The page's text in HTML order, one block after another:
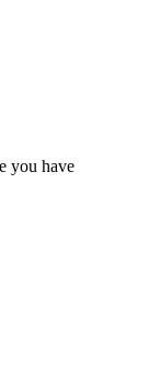
you have